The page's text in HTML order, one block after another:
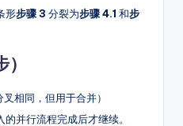
形步骤 3 分裂为步骤 4.1 和步
叉相同，但用于合并）
的并行流程完成后才继续。